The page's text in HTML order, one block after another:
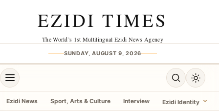
EZIDI TIMES
The World’s 1st Multilingual Ezidi News Agency
SUNDAY, AUGUST 9, 2026
Open menu Open search
Toggle
Ezidi News Sport, Arts & Culture Interview Ezidi Identity